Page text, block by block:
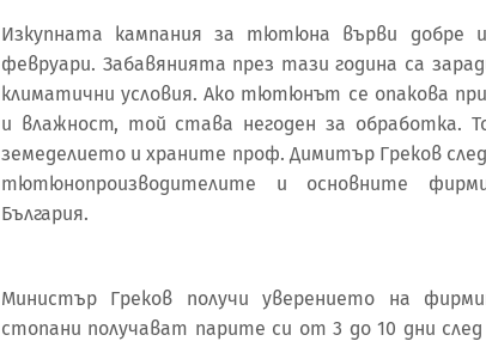
Изкупната кампания за тютюна върви добре
февруари. Забавянията през тази година са
климатични условия. Ако тютюнът се опакова
и влажност, той става негоден за обработка.
земеделието и храните проф. Димитър Греков
тютюнопроизводителите и основните
България.
Министър Греков получи уверението на
стопани получават парите си от 3 до 10 дни